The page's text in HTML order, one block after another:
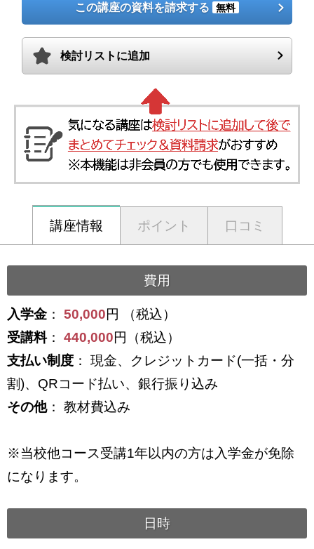
この講座の資料を請求する 無料
検討リストに追加
講座情報 ポイント 口コミ
費用
入学金 ： 50,000円 （税込）
受講料： 440,000円（税込）
支払い制度 ： 現金、クレジットカード(一括・分
割)、QRコード払い、銀行振り込み
その他： 教材費込み
※当校他コース受講1年以内の方は入学金が免除
になります。
日時